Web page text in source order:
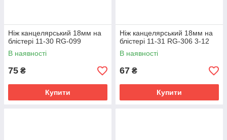
Ніж канцелярський 18мм на
блістері 11-30 RG-099
В наявності
75 ₴
Купити
Ніж канцелярський 18мм на
блістері 11-31 RG-306 3-12
В наявності
67 ₴
Купити